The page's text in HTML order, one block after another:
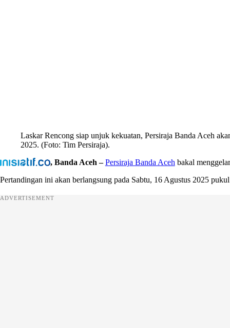
Laskar Rencong siap unjuk kekuatan, Persiraja Banda Aceh
2025. (Foto: Tim Persiraja).
, Banda Aceh – Persiraja Banda Aceh bakal
Pertandingan ini akan berlangsung pada Sabtu, 16 Agustus 2025
ADVERTISEMENT